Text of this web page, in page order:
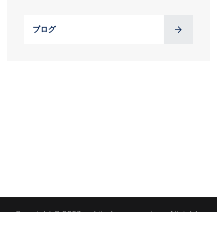
ブログ
Copyright © 2023 mobilephones.services. All rights